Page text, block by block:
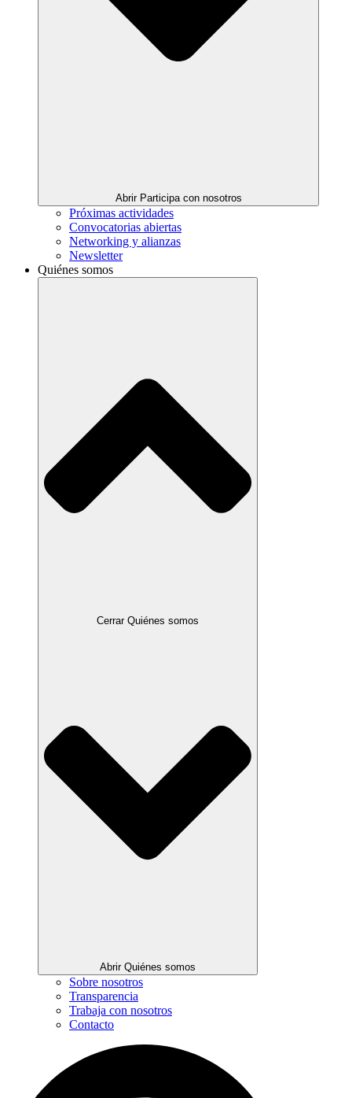
Abrir Participa con nosotros
Próximas actividades
Convocatorias abiertas
Networking y alianzas
Newsletter
Quiénes somos
Cerrar Quiénes somos
Abrir Quiénes somos
Sobre nosotros
Transparencia
Trabaja con nosotros
Contacto